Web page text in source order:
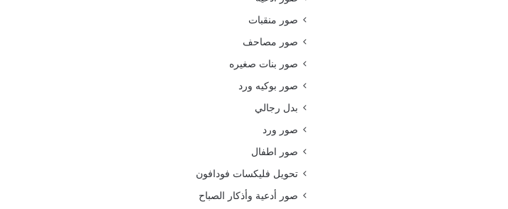
صور منقبات
صور مصاحف
صور بنات صغيره
صور بوكيه ورد
بدل رجالي
صور ورد
صور اطفال
تحويل فليكسات فودافون
صور أدعية وأذكار الصباح